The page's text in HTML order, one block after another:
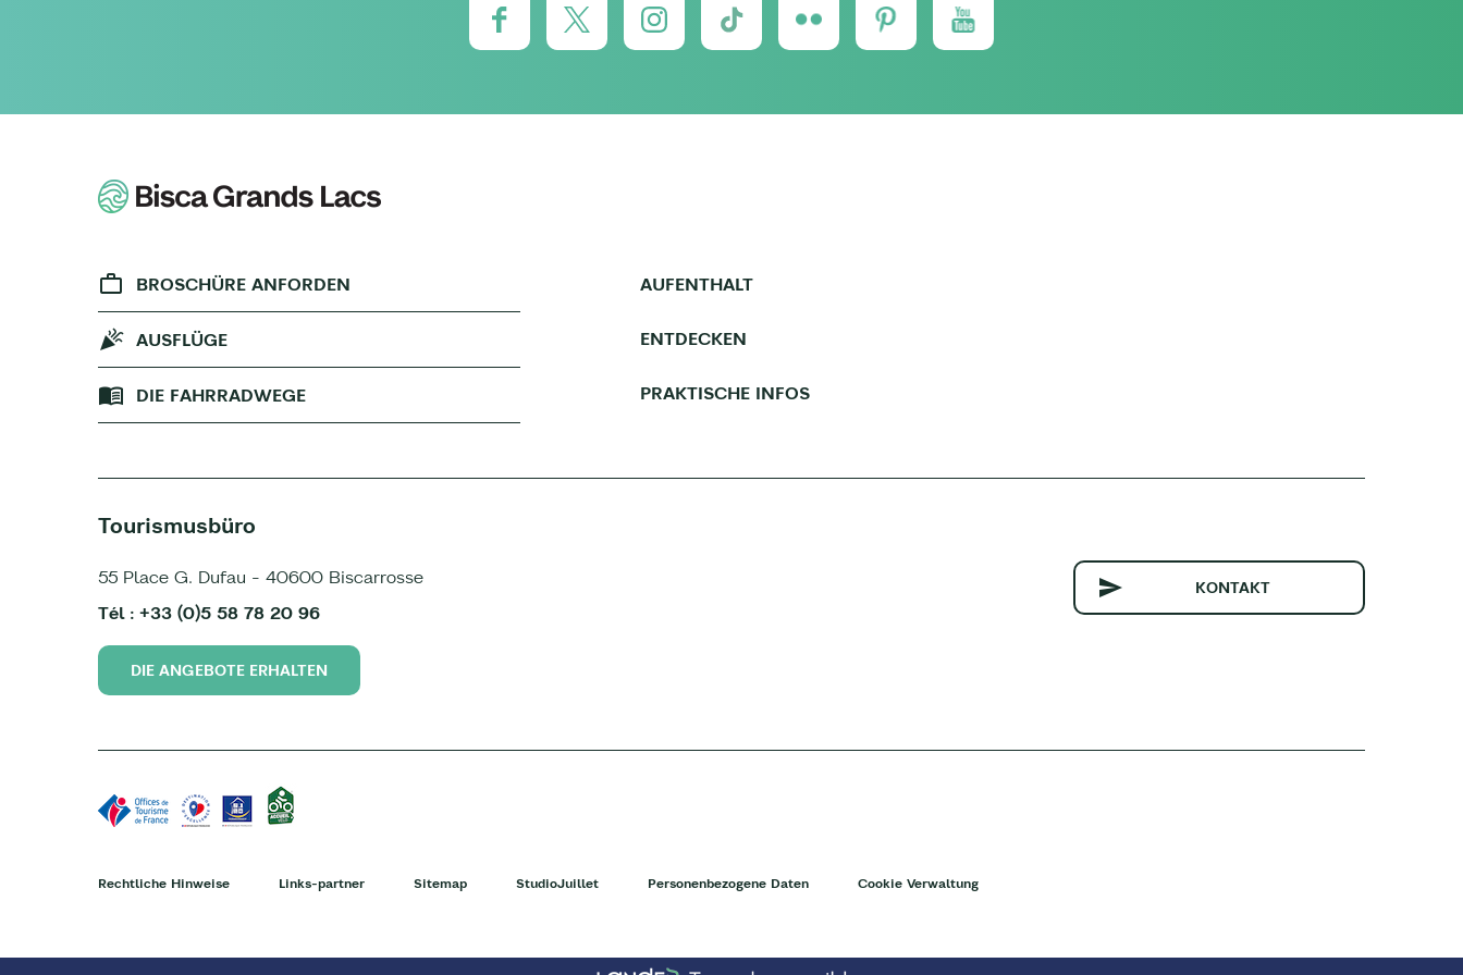
BROSCHÜRE ANFORDEN
AUSFLÜGE
DIE FAHRRADWEGE
AUFENTHALT
ENTDECKEN
PRAKTISCHE INFOS
Tourismusbüro
55 Place G. Dufau - 40600 Biscarrosse
Tél : +33 (0)5 58 78 20 96
KONTAKT
DIE ANGEBOTE ERHALTEN
Rechtliche Hinweise Links-partner Sitemap StudioJuillet Personenbezogene Daten Cookie Verwaltung